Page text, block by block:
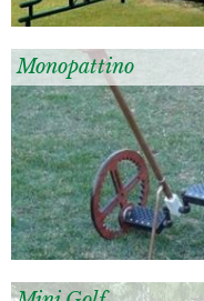
Monopattino